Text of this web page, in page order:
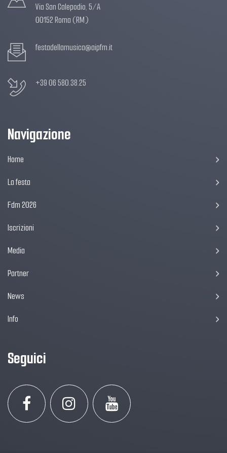
Via San Calepodio, 5/A
00152 Roma (RM)
festadellamusica@aipfm.it
+39 06 580.38.25
Navigazione
Home
La festa
Fdm 2026
Iscrizioni
Media
Partner
News
Info
Seguici